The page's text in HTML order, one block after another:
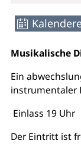
Musikalische
Ein
instrumentaler
Einlass 19 Uhr
Der Eintritt ist